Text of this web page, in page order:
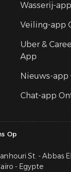
Wasserij-
Veiling-app
Uber &
App
Nieuws-
Chat-app
Op
St. - Abbas El
- Egypte